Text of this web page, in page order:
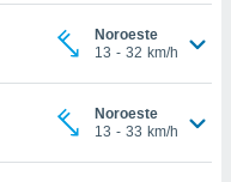
Noroeste
13 - 32 km/h
Noroeste
13 - 33 km/h